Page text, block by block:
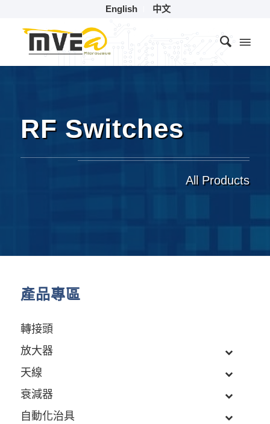
English 中文
RF Switches
All Products
產品專區
轉接頭
放大器
天線
衰減器
自動化治具